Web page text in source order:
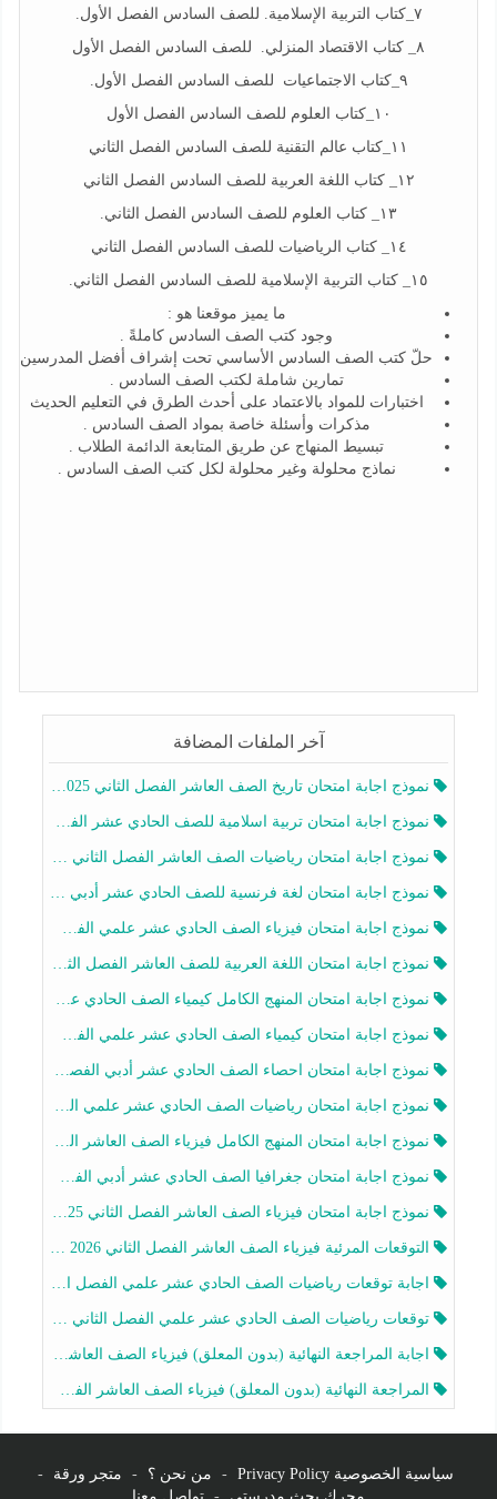
٧_كتاب التربية الإسلامية. للصف السادس الفصل الأول.
٨_ كتاب الاقتصاد المنزلي. للصف السادس الفصل الأول
٩_كتاب الاجتماعيات للصف السادس الفصل الأول.
١٠_كتاب العلوم للصف السادس الفصل الأول
١١_كتاب عالم التقنية للصف السادس الفصل الثاني
١٢_ كتاب اللغة العربية للصف السادس الفصل الثاني
١٣_ كتاب العلوم للصف السادس الفصل الثاني.
١٤_ كتاب الرياضيات للصف السادس الفصل الثاني
١٥_ كتاب التربية الإسلامية للصف السادس الفصل الثاني.
ما يميز موقعنا هو :
وجود كتب الصف السادس كاملةً .
حلّ كتب الصف السادس الأساسي تحت إشراف أفضل المدرسين
تمارين شاملة لكتب الصف السادس .
اختبارات للمواد بالاعتماد على أحدث الطرق في التعليم الحديث
مذكرات وأسئلة خاصة بمواد الصف السادس .
تبسيط المنهاج عن طريق المتابعة الدائمة الطلاب .
نماذج محلولة وغير محلولة لكل كتب الصف السادس .
آخر الملفات المضافة
نموذج اجابة امتحان تاريخ الصف العاشر الفصل الثاني 2025-2026
نموذج اجابة امتحان تربية اسلامية للصف الحادي عشر الفصل الثاني 2025-2026
نموذج اجابة امتحان رياضيات الصف العاشر الفصل الثاني 2025-2026
نموذج اجابة امتحان لغة فرنسية للصف الحادي عشر أدبي الفصل الثاني 2025-2026
نموذج اجابة امتحان فيزياء الصف الحادي عشر علمي الفصل الثاني 2025-2026
نموذج اجابة امتحان اللغة العربية للصف العاشر الفصل الثاني 2025-2026
نموذج اجابة امتحان المنهج الكامل كيمياء الصف الحادي عشر علمي الفصل الثاني 2025-2026
نموذج اجابة امتحان كيمياء الصف الحادي عشر علمي الفصل الثاني 2025-2026
نموذج اجابة امتحان احصاء الصف الحادي عشر أدبي الفصل الثاني 2025-2026
نموذج اجابة امتحان رياضيات الصف الحادي عشر علمي الفصل الثاني 2025-2026
نموذج اجابة امتحان المنهج الكامل فيزياء الصف العاشر الفصل الثاني 2025-2026
نموذج اجابة امتحان جغرافيا الصف الحادي عشر أدبي الفصل الثاني 2025-2026
نموذج اجابة امتحان فيزياء الصف العاشر الفصل الثاني 2025-2026
التوقعات المرئية فيزياء الصف العاشر الفصل الثاني 2026 أ هيثم الليثي
اجابة توقعات رياضيات الصف الحادي عشر علمي الفصل الثاني 2025-2026 أ عمرو فايز
توقعات رياضيات الصف الحادي عشر علمي الفصل الثاني 2025-2026 أ عمرو فايز
اجابة المراجعة النهائية (بدون المعلق) فيزياء الصف العاشر الفصل الثاني أ أحمد نبيه
المراجعة النهائية (بدون المعلق) فيزياء الصف العاشر الفصل الثاني أ أحمد نبيه
سياسية الخصوصية Privacy Policy - من نحن ؟ - متجر ورقة
-